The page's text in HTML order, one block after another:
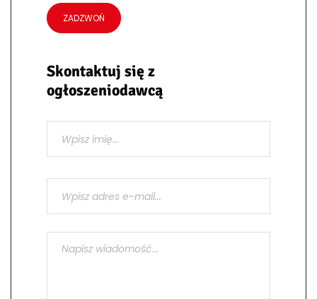
ZADZWOŃ
Skontaktuj się z
ogłoszeniodawcą